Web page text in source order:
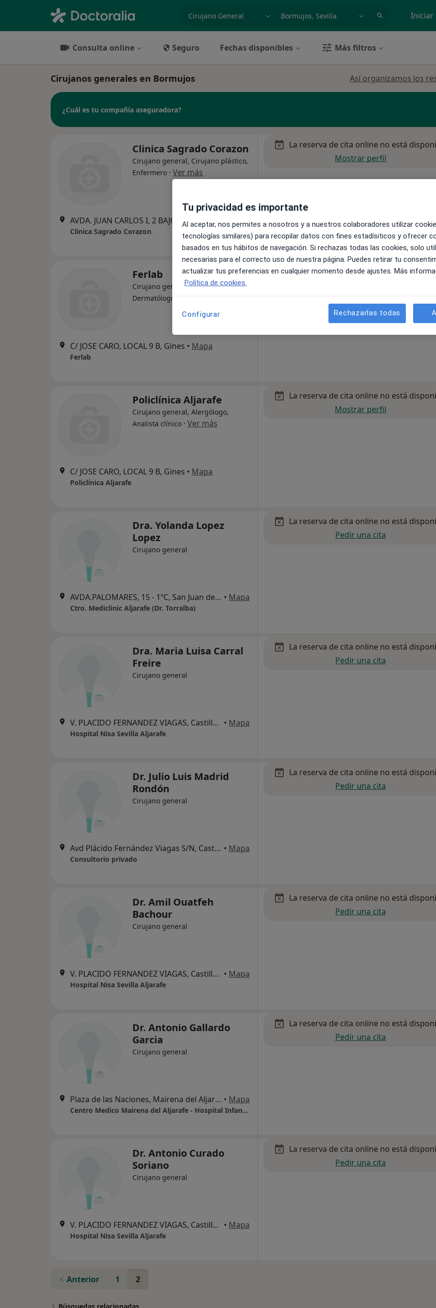
Iniciar
Consulta online Seguro Fechas disponibles Más filtros
Cirujanos generales en Bormujos Así organizamos los
¿Cuál es tu compañía aseguradora?
Clinica Sagrado Corazon
Cirujano general, Cirujano plástico,
Enfermero · Ver más
AVDA. JUAN CARLOS I, 2 BAJO, Tomares• Mapa
Clinica Sagrado Corazon
La reserva de cita online no está
Mostrar perfil
Ferlab
Cirujano general, Alergólogo,
Dermatólogo
C/ JOSE CARO, LOCAL 9 B, Gines • Mapa
Ferlab
La reserva de cita online no está
Policlínica Aljarafe
Cirujano general, Alergólogo,
Analista clínico · Ver más
C/ JOSE CARO, LOCAL 9 B, Gines • Mapa
Policlínica Aljarafe
La reserva de cita online no está
Mostrar perfil
Dra. Yolanda Lopez
Lopez
Cirujano general
AVDA.PALOMARES, 15 - 1ºC, San Juan de Aznalfarache • Mapa
Ctro. Mediclinic Aljarafe (Dr. Torralba)
La reserva de cita online no está
Pedir una cita
Dra. Maria Luisa Carral
Freire
Cirujano general
V. PLACIDO FERNANDEZ VIAGAS, Castilleja de la Cuesta • Mapa
Hospital Nisa Sevilla Aljarafe
La reserva de cita online no está
Pedir una cita
Dr. Julio Luis Madrid
Rondón
Cirujano general
Avd Plácido Fernández Viagas S/N, Castilleja de la Cuesta • Mapa
Consultorio privado
La reserva de cita online no está
Pedir una cita
Dr. Amil Ouatfeh
Bachour
Cirujano general
V. PLACIDO FERNANDEZ VIAGAS, Castilleja de la Cuesta • Mapa
Hospital Nisa Sevilla Aljarafe
La reserva de cita online no está
Pedir una cita
Dr. Antonio Gallardo
Garcia
Cirujano general
Plaza de las Naciones, Mairena del Aljarafe • Mapa
Centro Medico Mairena del Aljarafe - Hospital Infanta Luisa
La reserva de cita online no está
Pedir una cita
Dr. Antonio Curado
Soriano
Cirujano general
V. PLACIDO FERNANDEZ VIAGAS, Castilleja de la Cuesta • Mapa
Hospital Nisa Sevilla Aljarafe
La reserva de cita online no está
Pedir una cita
Anterior 1 2
Tu privacidad es importante
Al aceptar, nos permites a nosotros y a nuestros colaboradores utilizar
tecnologías similares) para recopilar datos con fines estadísiticos y ofrecer
basados en tus hábitos de navegación. Si rechazas todas las cookies, solo
necesarias para el correcto uso de nuestra página. Puedes retirar tu
actualizar tus preferencias en cualquier momento desde ajustes. Más
Política de cookies.
Configurar Rechazarlas todas